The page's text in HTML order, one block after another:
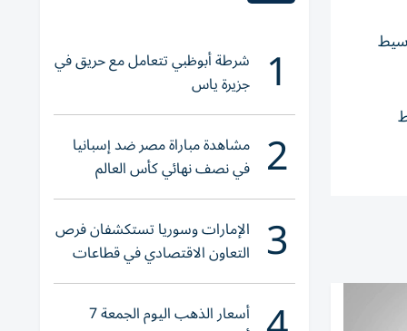
الوسيط 1 شرطة أبوظبي تتعامل مع حريق في
جزيرة ياس
2 مشاهدة مباراة مصر ضد إسبانيا
في نصف نهائي كأس العالم
لناشئات اليد 2026
3 الإمارات وسوريا تستكشفان فرص
التعاون الاقتصادي في قطاعات
حيوية
أسعار الذهب اليوم الجمعة 7